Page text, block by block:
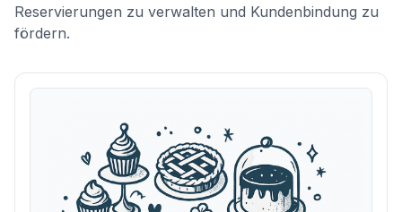
Reservierungen zu verwalten und Kundenbindung zu
fördern.